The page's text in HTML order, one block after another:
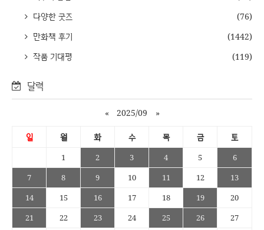
다양한 굿즈
(76)
만화책 후기
(1442)
작품 기대평
(119)
달력
« 2025/09 »
일 월 화 수 목 금 토
1 2 3 4 5
6
7
8 9 10 11 12
13
14
15 16 17 18 19
20
21
22 23 24 25 26
27